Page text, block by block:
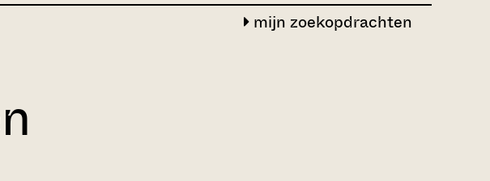
mijn zoekopdrachten